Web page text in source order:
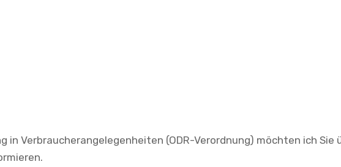
in Verbraucherangelegenheiten (ODR-Verordnung) möchten ich Sie